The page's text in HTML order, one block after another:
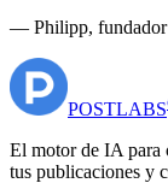
— Philipp, fundador
POSTLABS
El motor de IA para
tus publicaciones y